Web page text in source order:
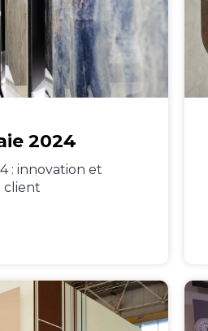
2024
: innovation et
client